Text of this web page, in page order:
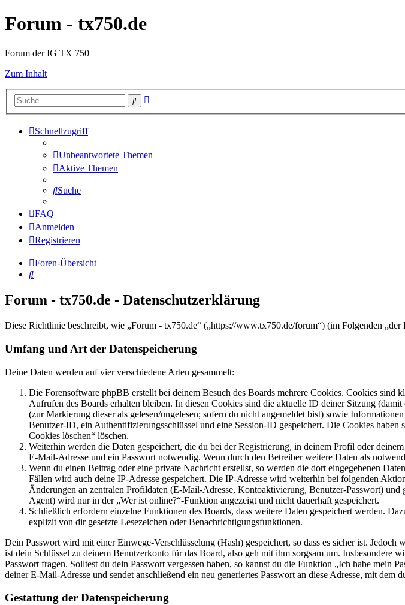
Forum - tx750.de
Forum der IG TX 750
Zum Inhalt
Suche
Schnellzugriff
Unbeantwortete Themen
Aktive Themen
Suche
FAQ
Anmelden
Registrieren
Foren-Übersicht
Suche
Forum - tx750.de - Datenschutzerklärung
Diese Richtlinie beschreibt, wie „Forum - tx750.de“ („https://www.tx750.de/forum“) (im Folgenden
Umfang und Art der Datenspeicherung
Deine Daten werden auf vier verschiedene Arten gesammelt:
Die Forensoftware phpBB erstellt bei deinem Besuch des Boards mehrere Cookies. Cookies sind
Aufrufen des Boards erhalten bleiben. In diesen Cookies sind die aktuelle ID deiner Sitzung
(zur Markierung dieser als gelesen/ungelesen; sofern du nicht angemeldet bist) sowie
Benutzer-ID, ein Authentifizierungsschlüssel und eine Session-ID gespeichert. Die Cookies
Cookies löschen“ löschen.
Weiterhin werden die Daten gespeichert, die du bei der Registrierung, in deinem Profil oder
E-Mail-Adresse und ein Passwort notwendig. Wenn durch den Betreiber weitere Daten als
Wenn du einen Beitrag oder eine private Nachricht erstellst, so werden die dort eingegebenen
Fällen wird auch deine IP-Adresse gespeichert. Die IP-Adresse wird weiterhin bei folgenden
Änderungen an zentralen Profildaten (E-Mail-Adresse, Kontoaktivierung, Benutzer-Passwort)
Agent) wird nur in der „Wer ist online?“-Funktion angezeigt und nicht dauerhaft gespeichert.
Schließlich erfordern einzelne Funktionen des Boards, dass weitere Daten gespeichert werden.
explizit von dir gesetzte Lesezeichen oder Benachrichtigungsfunktionen.
Dein Passwort wird mit einer Einwege-Verschlüsselung (Hash) gespeichert, so dass es sicher ist.
ist dein Schlüssel zu deinem Benutzerkonto für das Board, also geh mit ihm sorgsam um.
Passwort fragen. Solltest du dein Passwort vergessen haben, so kannst du die Funktion „Ich habe mein
deiner E-Mail-Adresse und sendet anschließend ein neu generiertes Passwort an diese Adresse, mit dem
Gestattung der Datenspeicherung